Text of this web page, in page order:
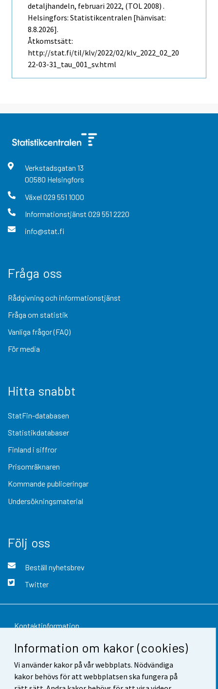
Information om kakor (cookies)
Vi använder kakor på vår webbplats. Nödvändiga
kakor behövs för att webbplatsen ska fungera på
detaljhandeln, februari 2022, (TOL 2008) .
Helsingfors: Statistikcentralen [hänvisat:
8.8.2026].
Åtkomstsätt:
http://stat.fi/til/klv/2022/02/klv_2022_02_20
22-03-31_tau_001_sv.html
Verkstadsgatan 13
00580 Helsingfors
Växel 029 551 1000
Informationstjänst 029 551 2220
info@stat.fi
Fråga oss
Rådgivning och informationstjänst
Fråga om statistik
Vanliga frågor (FAQ)
För media
Hitta snabbt
StatFin-databasen
Statistikdatabaser
Finland i siffror
Prisomräknaren
Kommande publiceringar
Undersökningsmaterial
Följ oss
Beställ nyhetsbrev
Twitter
Kontaktinformation
Respons
Användarvillkor
Dataskydd